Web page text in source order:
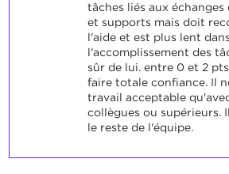
tâches liés aux échanges
et supports mais doit
l'aide et est plus lent dans
l'accomplissement des
sûr de lui. entre 0 et 2
faire totale confiance. Il
travail acceptable
collègues ou supérieurs.
le reste de l'équipe.